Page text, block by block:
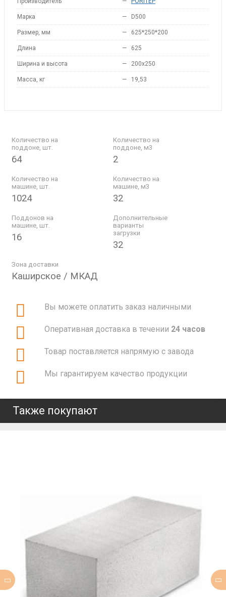
Марка — D500
Размер, мм — 625*250*200
Длина — 625
Ширина и высота — 200x250
Масса, кг — 19,53
Количество на
поддоне, шт.
64
Количество на
поддоне, м3
2
Количество на
машине, шт.
1024
Количество на
машине, м3
32
Поддонов на
машине, шт.
16
Дополнительные
варианты
загрузки
32
Зона доставки
Каширское / МКАД
Вы можете оплатить заказ наличными
Оперативная доставка в течении 24 часов
Товар поставляется напрямую с завода
Мы гарантируем качество продукции
Также покупают